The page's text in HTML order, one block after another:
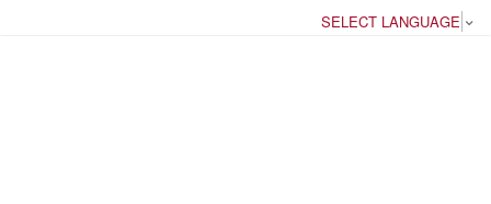
SELECT LANGUAGE